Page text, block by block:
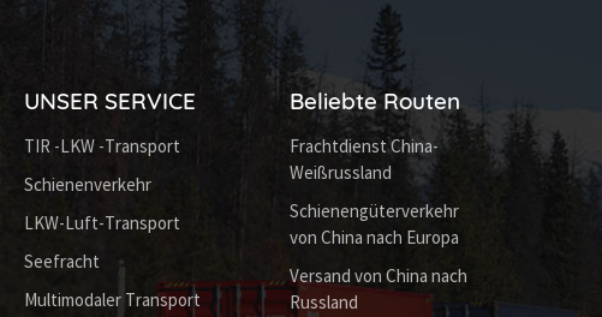
UNSER SERVICE
TIR -LKW -Transport
Schienenverkehr
LKW-Luft-Transport
Seefracht
Multimodaler Transport
Beliebte Routen
Frachtdienst China-
Weißrussland
Schienengüterverkehr
von China nach Europa
Versand von China nach
Russland